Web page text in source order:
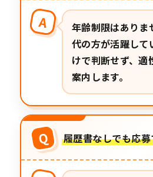
A
年齢制限はありま
代の方が活躍して
けで判断せず、適
案内します。
Q 履歴書なしでも応